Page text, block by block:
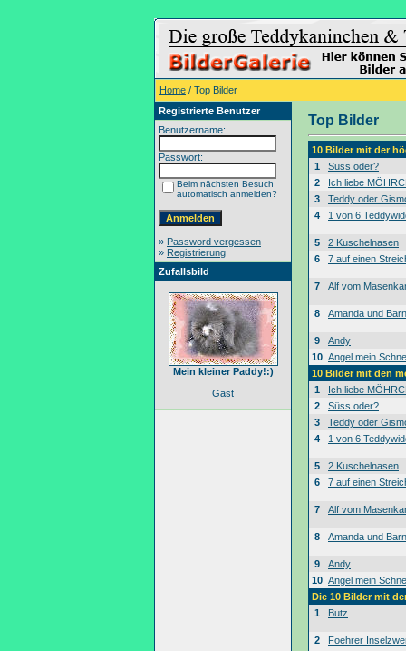
Home / Top Bilder
Registrierte Benutzer
Benutzername:
Passwort:
Beim nächsten Besuch
automatisch anmelden?
» Password vergessen
» Registrierung
Zufallsbild
Mein kleiner Paddy!:)
Gast
Top Bilder
10 Bilder mit der
1
Süss oder?
2
Ich liebe
3
Teddy oder
4
1 von 6
5
2 Kuschelnasen
6
7 auf einen
7 Alf vom
8 Amanda und
9
Andy
10 Angel mein
10 Bilder mit den
1
Ich liebe
2
Süss oder?
3
Teddy oder
4
1 von 6
5
2 Kuschelnasen
6
7 auf einen
7 Alf vom
8 Amanda und
9
Andy
10 Angel mein
Die 10 Bilder mit
1
Butz
2 Foehrer